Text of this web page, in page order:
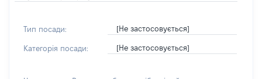
Тип посади: [Не застосовується]
Категорія посади: [Не застосовується]